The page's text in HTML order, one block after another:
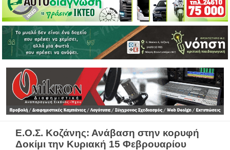
Ε.Ο.Σ. Κοζάνης: Ανάβαση στην κορυφή
Δοκίμι την Κυριακή 15 Φεβρουαρίου